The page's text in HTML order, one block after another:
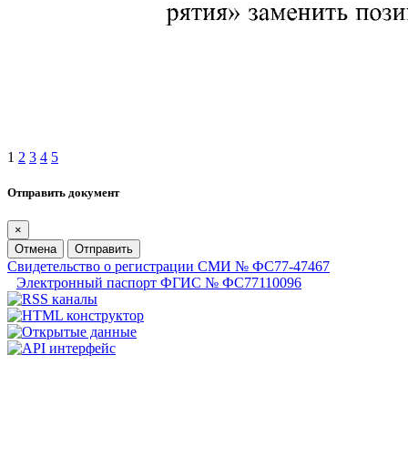
1 2 3 4 5
Отправить документ
×
Отмена
Отправить
Свидетельство о регистрации СМИ № ФС77-47467
Электронный паспорт ФГИС № ФС77110096